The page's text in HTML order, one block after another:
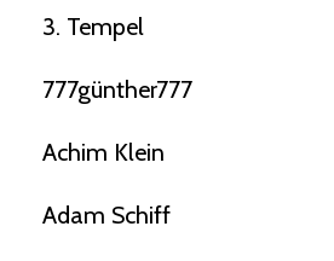
3. Tempel
777günther777
Achim Klein
Adam Schiff